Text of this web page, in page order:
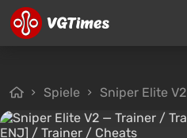
Spiele Sniper Elite V2